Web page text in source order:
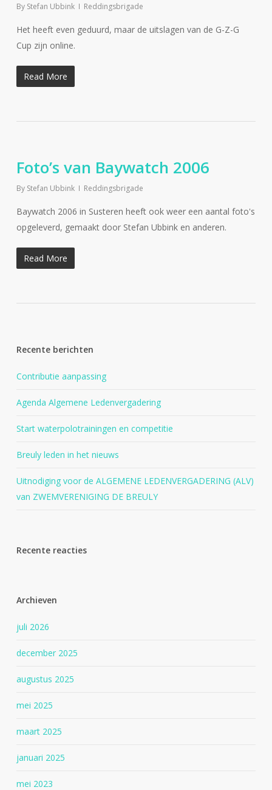
By Stefan Ubbink Reddingsbrigade
Het heeft even geduurd, maar de uitslagen van de G-Z-G
Cup zijn online.
Read More
Foto’s van Baywatch 2006
By Stefan Ubbink Reddingsbrigade
Baywatch 2006 in Susteren heeft ook weer een aantal foto's
opgeleverd, gemaakt door Stefan Ubbink en anderen.
Read More
Recente berichten
Contributie aanpassing
Agenda Algemene Ledenvergadering
Start waterpolotrainingen en competitie
Breuly leden in het nieuws
Uitnodiging voor de ALGEMENE LEDENVERGADERING (ALV)
van ZWEMVERENIGING DE BREULY
Recente reacties
Archieven
juli 2026
december 2025
augustus 2025
mei 2025
maart 2025
januari 2025
mei 2023